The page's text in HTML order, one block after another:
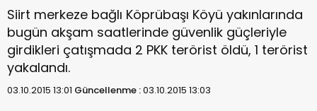
Siirt merkeze bağlı Köprübaşı Köyü yakınlarında
bugün akşam saatlerinde güvenlik güçleriyle
girdikleri çatışmada 2 PKK terörist öldü, 1 terörist
yakalandı.
03.10.2015 13:01 Güncellenme :03.10.2015 13:03